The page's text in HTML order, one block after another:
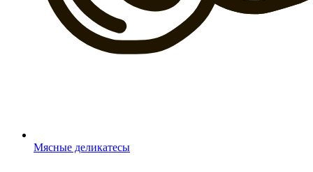
Мясные деликатесы